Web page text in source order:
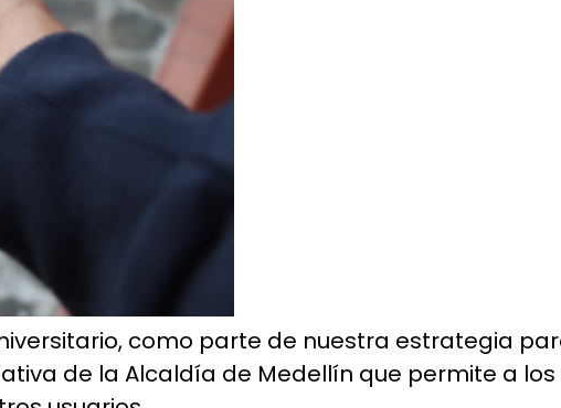
como parte de nuestra estrategia
de la Alcaldía de Medellín que permite a